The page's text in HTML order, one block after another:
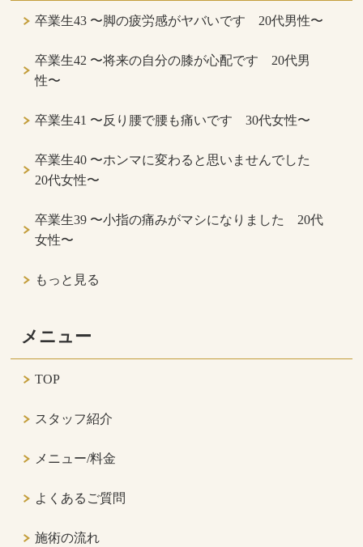
卒業生43 〜脚の疲労感がヤバいです 20代男性〜
卒業生42 〜将来の自分の膝が心配です 20代男
性〜
卒業生41 〜反り腰で腰も痛いです 30代女性〜
卒業生40 〜ホンマに変わると思いませんでした
20代女性〜
卒業生39 〜小指の痛みがマシになりました 20代
女性〜
もっと見る
メニュー
TOP
スタッフ紹介
メニュー/料金
よくあるご質問
施術の流れ